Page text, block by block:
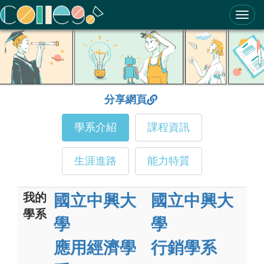
ColleGo! 大學選才與高中育才輔助系統
分享網頁
學系介紹 課程資訊
生涯進路 能力特質
我的
學系
國立中興大
學
應用經濟學
國立中興大
學
行銷學系